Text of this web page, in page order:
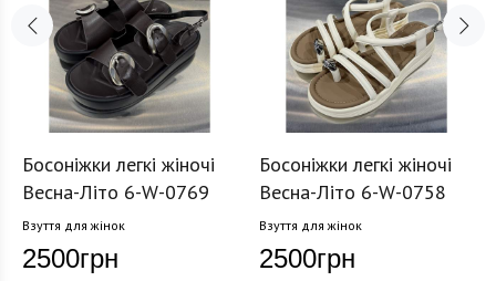
Босоніжки легкі жіночі
Весна-Літо 6-W-0769
Взуття для жінок
2500грн
Босоніжки легкі жіночі
Весна-Літо 6-W-0758
Взуття для жінок
2500грн